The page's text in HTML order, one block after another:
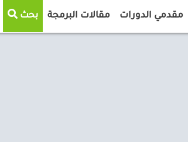
مقدمي الدورات مقالات البرمجة بحث